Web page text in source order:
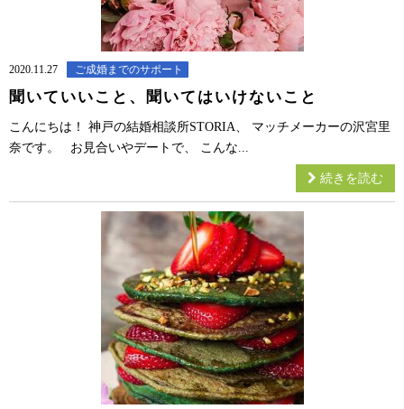
2020.11.27 ご成婚までのサポート
聞いていいこと、聞いてはいけないこと
こんにちは！ 神戸の結婚相談所STORIA、 マッチメーカーの沢宮里
奈です。 お見合いやデートで、 こんな...
続きを読む